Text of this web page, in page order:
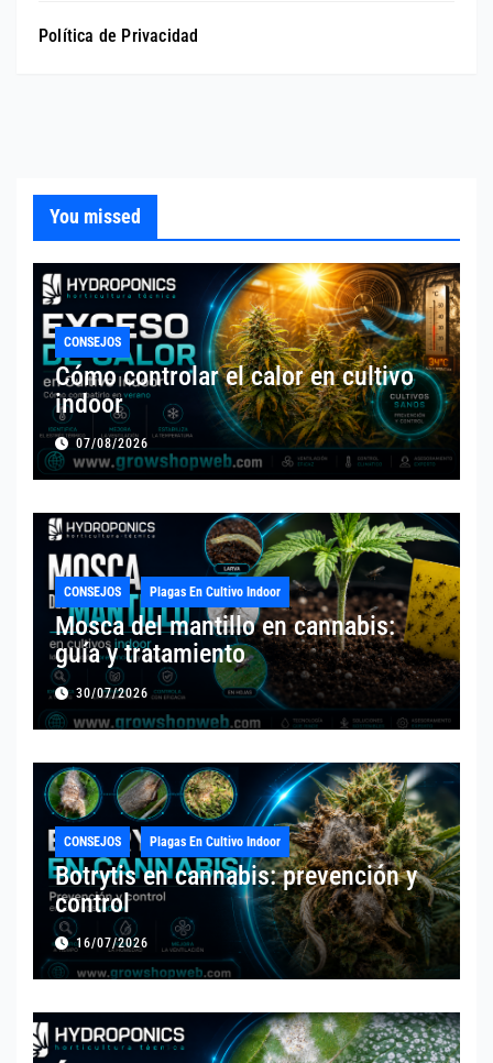
Política de Privacidad
You missed
CONSEJOS
Cómo controlar el calor en cultivo
indoor
07/08/2026
CONSEJOS Plagas En Cultivo Indoor
Mosca del mantillo en cannabis:
guía y tratamiento
30/07/2026
CONSEJOS Plagas En Cultivo Indoor
Botrytis en cannabis: prevención y
control
16/07/2026